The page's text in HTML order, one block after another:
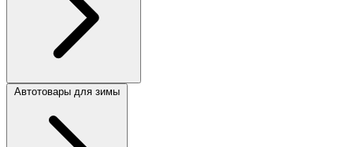
Автотовары для зимы